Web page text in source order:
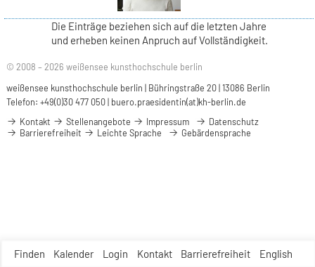
Finden Kalender Login Kontakt Barrierefreiheit English
Die Einträge beziehen sich auf die letzten Jahre
und erheben keinen Anpruch auf Vollständigkeit.
© 2008 – 2026 weißensee kunsthochschule berlin
weißensee kunsthochschule berlin | Bühringstraße 20 | 13086 Berlin
Telefon: +49(0)30 477 050 | buero.praesidentin(at)kh-berlin.de
Kontakt
Stellenangebote Impressum
Datenschutz
Barrierefreiheit
Leichte Sprache Gebärdensprache